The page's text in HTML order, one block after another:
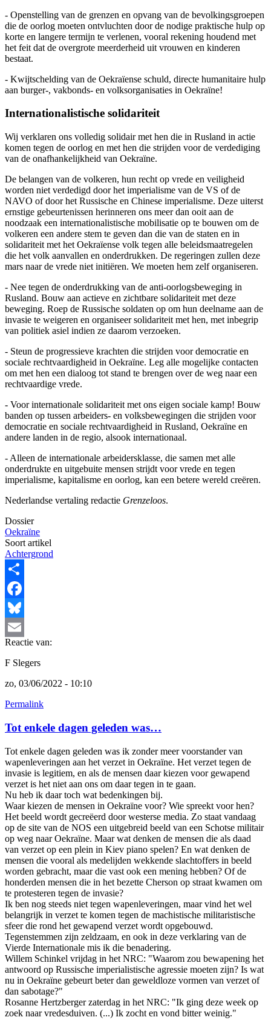
- Openstelling van de grenzen en opvang van de bevolkingsgroepen
die de oorlog moeten ontvluchten door de nodige praktische hulp op
korte en langere termijn te verlenen, vooral rekening houdend met
het feit dat de overgrote meerderheid uit vrouwen en kinderen
bestaat.
- Kwijtschelding van de Oekraïense schuld, directe humanitaire hulp
aan burger-, vakbonds- en volksorganisaties in Oekraïne!
Internationalistische solidariteit
Wij verklaren ons volledig solidair met hen die in Rusland in actie
komen tegen de oorlog en met hen die strijden voor de verdediging
van de onafhankelijkheid van Oekraïne.
De belangen van de volkeren, hun recht op vrede en veiligheid
worden niet verdedigd door het imperialisme van de VS of de
NAVO of door het Russische en Chinese imperialisme. Deze uiterst
ernstige gebeurtenissen herinneren ons meer dan ooit aan de
noodzaak een internationalistische mobilisatie op te bouwen om de
volkeren een andere stem te geven dan die van de staten en in
solidariteit met het Oekraïense volk tegen alle beleidsmaatregelen
die het volk aanvallen en onderdrukken. De regeringen zullen deze
mars naar de vrede niet initiëren. We moeten hem zelf organiseren.
- Nee tegen de onderdrukking van de anti-oorlogsbeweging in
Rusland. Bouw aan actieve en zichtbare solidariteit met deze
beweging. Roep de Russische soldaten op om hun deelname aan de
invasie te weigeren en organiseer solidariteit met hen, met inbegrip
van politiek asiel indien ze daarom verzoeken.
- Steun de progressieve krachten die strijden voor democratie en
sociale rechtvaardigheid in Oekraïne. Leg alle mogelijke contacten
om met hen een dialoog tot stand te brengen over de weg naar een
rechtvaardige vrede.
- Voor internationale solidariteit met ons eigen sociale kamp! Bouw
banden op tussen arbeiders- en volksbewegingen die strijden voor
democratie en sociale rechtvaardigheid in Rusland, Oekraïne en
andere landen in de regio, alsook internationaal.
- Alleen de internationale arbeidersklasse, die samen met alle
onderdrukte en uitgebuite mensen strijdt voor vrede en tegen
imperialisme, kapitalisme en oorlog, kan een betere wereld creëren.
Nederlandse vertaling redactie Grenzeloos.
Dossier
Oekraïne
Soort artikel
Achtergrond
Share
Facebook
Bluesky
Email
Reactie van:
F Slegers
zo, 03/06/2022 - 10:10
Permalink
Tot enkele dagen geleden was…
Tot enkele dagen geleden was ik zonder meer voorstander van
wapenleveringen aan het verzet in Oekraïne. Het verzet tegen de
invasie is legitiem, en als de mensen daar kiezen voor gewapend
verzet is het niet aan ons om daar tegen in te gaan.
Nu heb ik daar toch wat bedenkingen bij.
Waar kiezen de mensen in Oekraïne voor? Wie spreekt voor hen?
Het beeld wordt gecreëerd door westerse media. Zo staat vandaag
op de site van de NOS een uitgebreid beeld van een Schotse militair
op weg naar Oekraïne. Maar wat denken de mensen die als daad
van verzet op een plein in Kiev piano spelen? En wat denken de
mensen die vooral als medelijden wekkende slachtoffers in beeld
worden gebracht, maar die vast ook een mening hebben? Of de
honderden mensen die in het bezette Cherson op straat kwamen om
te protesteren tegen de invasie?
Ik ben nog steeds niet tegen wapenleveringen, maar vind het wel
belangrijk in verzet te komen tegen de machistische militaristische
sfeer die rond het gewapend verzet wordt opgebouwd.
Tegenstemmen zijn zeldzaam, en ook in deze verklaring van de
Vierde Internationale mis ik die benadering.
Willem Schinkel vrijdag in het NRC: "Waarom zou bewapening het
antwoord op Russische imperialistische agressie moeten zijn? Is wat
nu in Oekraïne gebeurt beter dan geweldloze vormen van verzet of
dan sabotage?"
Rosanne Hertzberger zaterdag in het NRC: "Ik ging deze week op
zoek naar vredesduiven. (...) Ik zocht en vond bitter weinig."